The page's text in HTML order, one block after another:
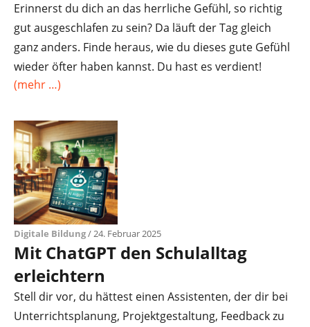
Erinnerst du dich an das herrliche Gefühl, so richtig
gut ausgeschlafen zu sein? Da läuft der Tag gleich
ganz anders. Finde heraus, wie du dieses gute Gefühl
wieder öfter haben kannst. Du hast es verdient!
(mehr …)
Digitale Bildung/ 24. Februar 2025
Mit ChatGPT den Schulalltag
erleichtern
Stell dir vor, du hättest einen Assistenten, der dir bei
Unterrichtsplanung, Projektgestaltung, Feedback zu